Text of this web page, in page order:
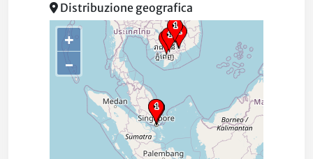
Distribuzione geografica
+
–